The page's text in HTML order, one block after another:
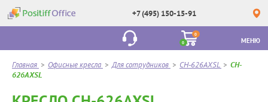
+7 (495) 150-15-91
0
0
МЕНЮ
Главная > Офисные кресла >Для сотрудников > CH-626AXSL > CH-
626AXSL